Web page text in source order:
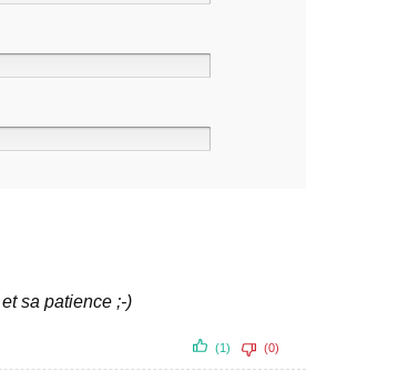
sa patience ;-)
(1) (0)